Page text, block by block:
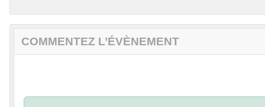
COMMENTEZ L’ÉVÈNEMENT